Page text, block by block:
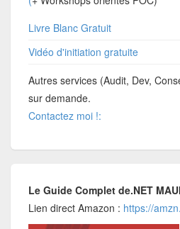
Livre Blanc Gratuit
Vidéo d'initiation gratuite
Autres services (Audit, Dev,
sur demande.
Contactez moi !:
Le Guide Complet de.NET
Lien direct Amazon : https://